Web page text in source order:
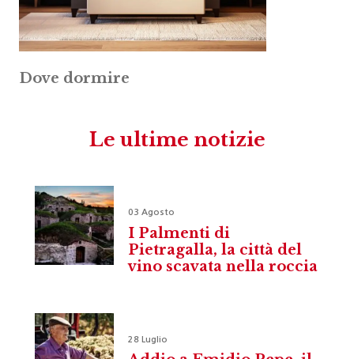
Dove dormire
Le ultime notizie
03 Agosto
I Palmenti di
Pietragalla, la città del
vino scavata nella roccia
28 Luglio